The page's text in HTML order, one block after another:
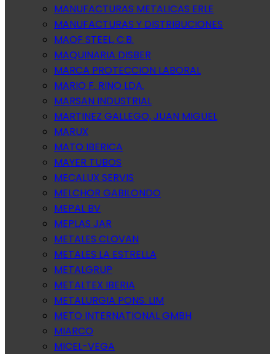
MANUFACTURAS METALICAS ERLE
MANUFACTURAS Y DISTRIBUCIONES
MAOF STEEL, C.B.
MAQUINARIA DISBER
MARCA PROTECCION LABORAL
MARIO F. RINO LDA.
MARSAN INDUSTRIAL
MARTINEZ GALLEGO, JUAN MIGUEL
MARUX
MATO IBERICA
MAYER TUBOS
MECALUX SERVIS
MELCHOR GABILONDO
MEPAL BV
MEPLAS JAR
METALES CLOVAN
METALES LA ESTRELLA
METALGRUP
METALTEX IBERIA
METALURGIA PONS. LIM
METO INTERNATIONAL GMBH
MIARCO
MICEL-VEGA